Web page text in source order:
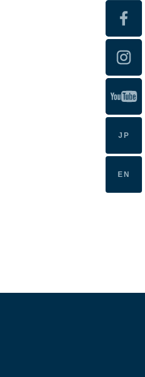
JP
EN